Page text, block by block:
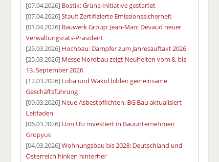
[07.04.2026] Bostik: Grüne Initiative gestartet
[07.04.2026]Stauf: Zertifizierte Emissionssicherheit
[01.04.2026] Bauwerk Group: Jean-Marc Devaud neuer
Verwaltungsrats-Präsident
[25.03.2026] Hochbau: Dämpfer zum Jahresauftakt 2026
[25.03.2026] Messe Nordbau zeigt Neuheiten vom 8. bis
13. September 2026
[12.03.2026] Loba und Wakol bilden gemeinsame
Geschäftsführung
[09.03.2026] Neue Asbestpflichten: BG Bau aktualisiert
Leitfaden
[06.03.2026] Uzin Utz investiert in Bauunternehmen
Gropyus
[04.03.2026]Wohnungsbau bis 2028: Deutschland und
Österreich hinken hinterher